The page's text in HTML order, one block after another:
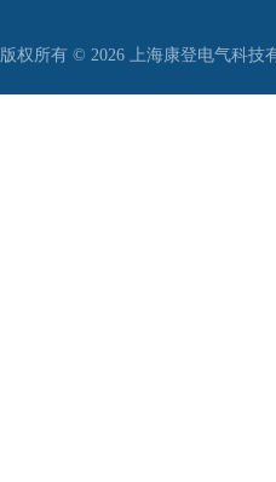
版权所有 © 2026 上海康登电气科技